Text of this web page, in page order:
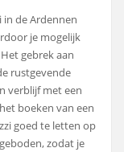
in de Ardennen
je mogelijk
gebrek aan
rustgevende
verblijf met een
boeken van een
goed te letten op
zodat je